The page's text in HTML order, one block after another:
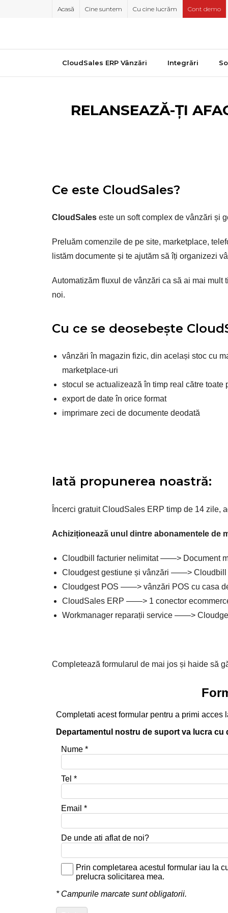
Acasă Cine suntem Cu cine lucrăm Cont demo
CloudSales ERP Vânzări Integrări
RELANSEAZĂ-ȚI
Ce este CloudSales?
CloudSales este un soft complex de vânzări și
Preluăm comenzile de pe site, marketplace,
listăm documente și te ajutăm să îți organizezi
Automatizăm fluxul de vânzări ca să ai mai mult
noi.
Cu ce se deosebește
vânzări în magazin fizic, din același stoc cu
marketplace-uri
stocul se actualizează în timp real către toate
export de date în orice format
imprimare zeci de documente deodată
Iată propunerea noastră:
Încerci gratuit CloudSales ERP timp de 14 zile,
Achiziționează unul dintre abonamentele de
Cloudbill facturier nelimitat ——> Document
Cloudgest gestiune și vânzări ——> Cloudbill
Cloudgest POS ——> vânzări POS cu casa
CloudSales ERP ——> 1 conector
Workmanager reparații service ——>
Completează formularul de mai jos și haide să